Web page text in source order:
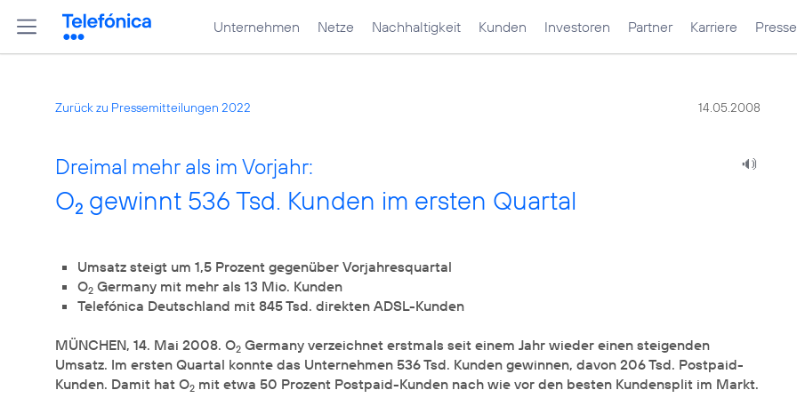
Unternehmen Netze Nachhaltigkeit Kunden Investoren Partner Karriere Presse
Zurück zu Pressemitteilungen 2022 14.05.2008
Dreimal mehr als im Vorjahr:
O2 gewinnt 536 Tsd. Kunden im ersten Quartal
Umsatz steigt um 1,5 Prozent gegenüber Vorjahresquartal
O2 Germany mit mehr als 13 Mio. Kunden
Telefónica Deutschland mit 845 Tsd. direkten ADSL-Kunden
MÜNCHEN, 14. Mai 2008. O2 Germany verzeichnet erstmals seit einem Jahr wieder einen steigenden
Umsatz. Im ersten Quartal konnte das Unternehmen 536 Tsd. Kunden gewinnen, davon 206 Tsd. Postpaid-
Kunden. Damit hat O2 mit etwa 50 Prozent Postpaid-Kunden nach wie vor den besten Kundensplit im Markt.